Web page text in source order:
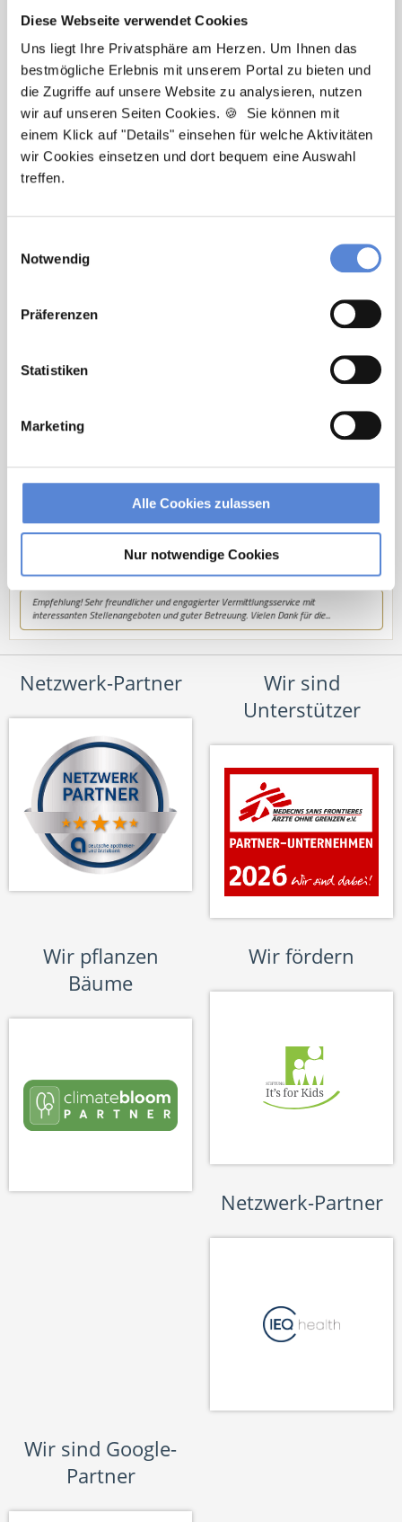
Diese Webseite verwendet Cookies
Uns liegt Ihre Privatsphäre am Herzen. Um Ihnen das
bestmögliche Erlebnis mit unserem Portal zu bieten und
die Zugriffe auf unsere Website zu analysieren, nutzen
wir auf unseren Seiten Cookies. 🍪 Sie können mit
einem Klick auf "Details" einsehen für welche Aktivitäten
wir Cookies einsetzen und dort bequem eine Auswahl
treffen.
Notwendig
Präferenzen
Statistiken
Marketing
Alle Cookies zulassen
Nur notwendige Cookies
Tanja Bellon
Ansprechpartnerin
Sie möchten sich beruflich neu orientieren? Ich
unterstütze Sie bei der Suche nach einer Stelle, die
Tel.: +49 (0) 521 / 911 730 33
hallo@deutscherhausarztservice.de
Netzwerk-Partner
Wir sind
Unterstützer
Wir pflanzen
Bäume
Wir fördern
Netzwerk-Partner
Wir sind Google-
Partner